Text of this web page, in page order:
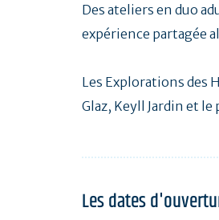
Des ateliers en duo
expérience partagée
Les Explorations des
Glaz, Keyll Jardin et le
Les dates